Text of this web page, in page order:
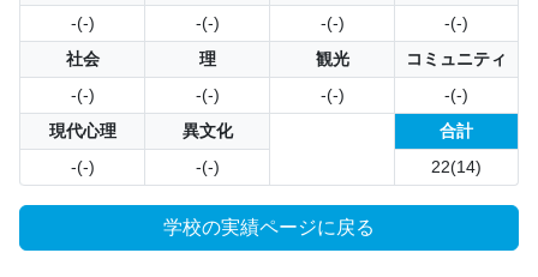
-(-)
-(-) -(-)
-(-)
社会
理 観光
コミュニティ
-(-)
-(-) -(-)
-(-)
現代心理
異文化
合計
-(-)
-(-) 22(14)
学校の実績ページに戻る